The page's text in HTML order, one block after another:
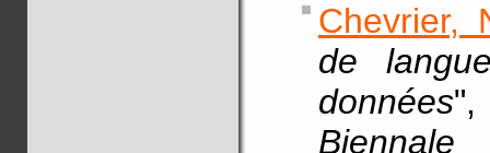
Chevrier,
de
données